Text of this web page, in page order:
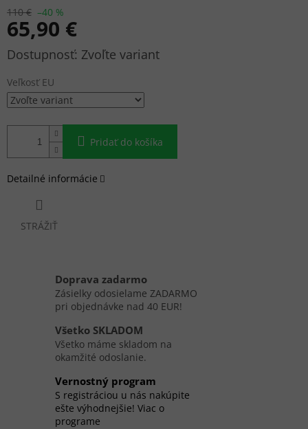
110 € –40 %
65,90 €
Jednotková
Zvoľte variant
Veľkosť EU
Pridať do košíka
Detailné informácie
STRÁŽIŤ
Doprava zadarmo
Zásielky odosielame ZADARMO
pri objednávke nad 40 EUR!
Všetko SKLADOM
Všetko máme skladom na
okamžité odoslanie.
Vernostný program
S registráciou u nás nakúpite
ešte výhodnejšie! Viac o
programe